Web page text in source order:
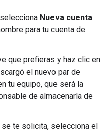
Nueva cuenta
para tu cuenta de
que prefieras y haz clic en
el nuevo par de
tu equipo, que será la
de almacenarla de
se te solicita, selecciona el